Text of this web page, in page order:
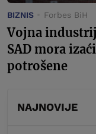
BIZNIS Forbes BiH
Vojna
SAD mora
potrošene
NAJNOVIJE